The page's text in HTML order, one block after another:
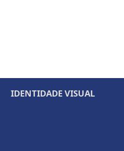
IDENTIDADE VISUAL